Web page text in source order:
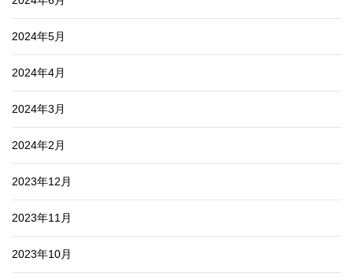
2024年5月
2024年4月
2024年3月
2024年2月
2023年12月
2023年11月
2023年10月